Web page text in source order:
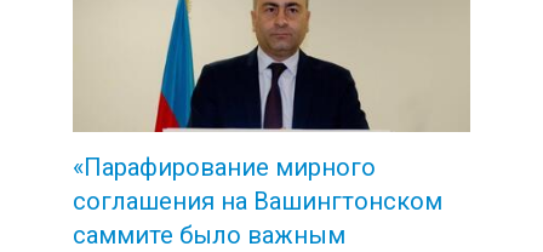
«Парафирование мирного
соглашения на Вашингтонском
саммите было важным